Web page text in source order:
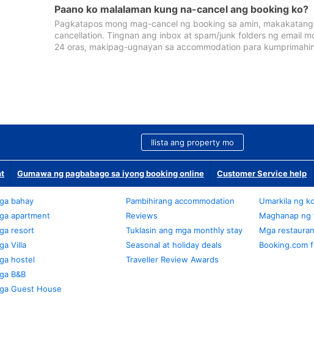
Paano ko malalaman kung na-cancel ang booking ko?
Pagkatapos mong mag-cancel ng booking sa amin,
cancellation. Tingnan ang inbox at spam/junk folders ng email
24 oras, makipag-ugnayan sa accommodation para
Ilista ang property mo
Gumawa ng pagbabago sa iyong booking online Customer Service help
bahay
apartment
resort
Villa
hostel
B&B
Guest House
Pambihirang accommodation
Reviews
Tuklasin ang mga monthly stay
Seasonal at holiday deals
Traveller Review Awards
Umarkila ng
Maghanap ng
Mga
Booking.com